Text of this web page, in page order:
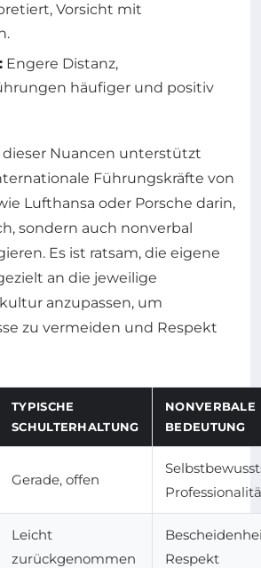
Vorsicht mit
Engere Distanz,
häufiger und positiv
dieser Nuancen unterstützt
Führungskräfte von
Lufthansa oder Porsche darin,
sondern auch nonverbal
Es ist ratsam, die eigene
an die jeweilige
anzupassen, um
zu vermeiden und Respekt
TYPISCHE
SCHULTERHALTUNG
NONVERBALE
BEDEUTUNG
Gerade, offen
Leicht
zurückgenommen
Respekt